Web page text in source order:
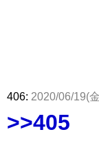
406: 2020/06/19(
>>405